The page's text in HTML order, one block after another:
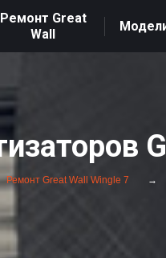
Ремонт Great
Wall
Ремонт Great Wall Wingle 7